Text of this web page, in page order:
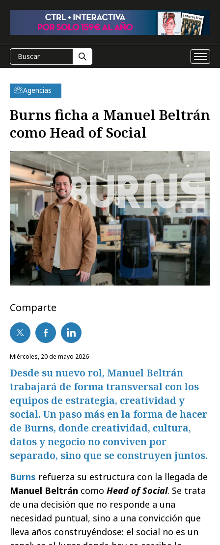
Agencias
Burns ficha a Manuel Beltrán
como Head of Social
Comparte
miércoles, 20 de mayo 2026
Desde su nuevo rol, Manuel Beltrán
trabajará de forma transversal con los
equipos de estrategia, creatividad y
social. Un paso más en la forma de hacer
de Burns, donde creatividad, cultura,
datos y negocio no conviven por
separado, sino que se construyen juntos.
Burns refuerza su estructura con la llegada de
Manuel Beltrán como Head of Social. Se trata
de una decisión que no responde a una
necesidad puntual, sino a una convicción que
lleva años construyéndose: el social no es un